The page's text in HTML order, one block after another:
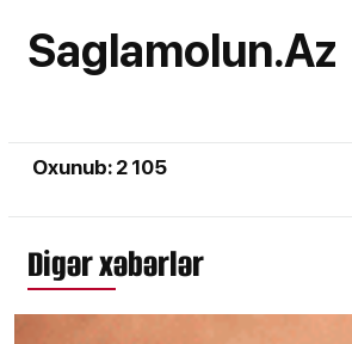
Saglamolun.Az
Oxunub: 2 105
Digər xəbərlər